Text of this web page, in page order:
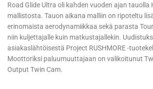
Road Glide Ultra oli kahden vuoden ajan tauolla
mallistosta. Tauon aikana malliin on ripoteltu
erinomaista aerodynamiikkaa sekä parasta
niin kuljettajalle kuin matkustajallekin.
asiakaslähtöisestä Project RUSHMORE -
Moottoriksi paluumuuttajaan on valikoitunut
Output Twin Cam.